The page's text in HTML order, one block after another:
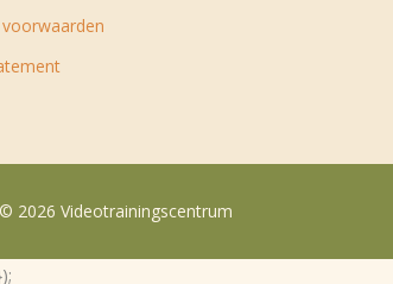
2026 Videotrainingscentrum